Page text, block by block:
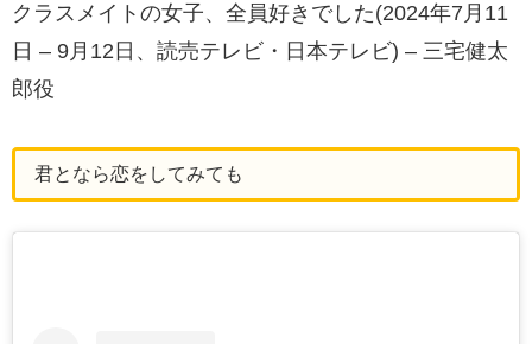
クラスメイトの女子、全員好きでした(2024年7月11
日 – 9月12日、読売テレビ・日本テレビ) – 三宅健太
郎役
君となら恋をしてみても